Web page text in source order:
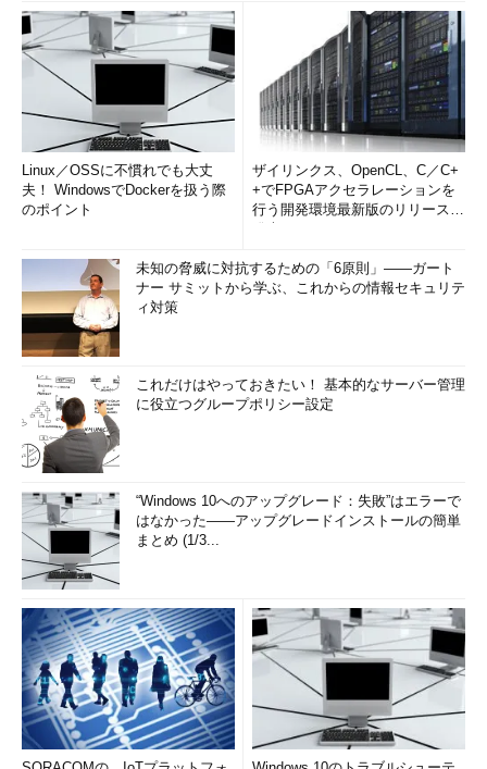
Linux／OSSに不慣れでも大丈
夫！ WindowsでDockerを扱う際
のポイント
ザイリンクス、OpenCL、C／C+
+でFPGAアクセラレーションを
行う開発環境最新版のリリースを
未知の脅威に対抗するための「6原則」――ガート
ナー サミットから学ぶ、これからの情報セキュリテ
ィ対策
これだけはやっておきたい！ 基本的なサーバー管理
に役立つグループポリシー設定
“Windows 10へのアップグレード：失敗”はエラーで
はなかった――アップグレードインストールの簡単
まとめ (1/3...